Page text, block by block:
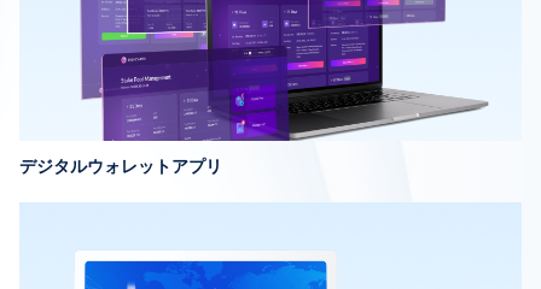
デジタルウォレットアプリ